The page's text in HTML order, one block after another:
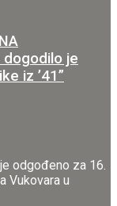
dogodilo je
iz ’41”
odgođeno za 16.
Vukovara u